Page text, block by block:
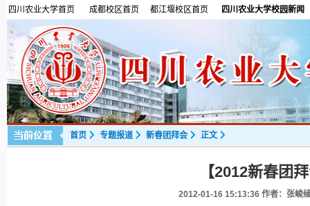
四川农业大学首页 成都校区首页 都江堰校区首页 四川农业大学校园新闻
首页 专题报道 新春团拜会 正文
【2012新春团
2012-01-16 15:13:36 作者：张峻